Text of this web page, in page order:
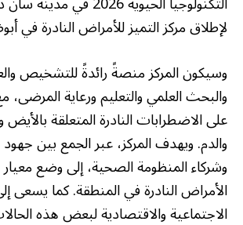
لإطلاق مركز التميز للأمراض النادرة في
وسيكون المركز منصةً رائدةً للتشخيص
والبحث العلمي والتعليم ورعاية
على الاضطرابات النادرة المتعلقة
والدم. ويهدف المركز، عبر الجمع بين جهود
وشركاء المنظومة الصحية، إلى وضع معيار
الأمراض النادرة في المنطقة. كما يسعى
الاجتماعية والاقتصادية لبعض هذه